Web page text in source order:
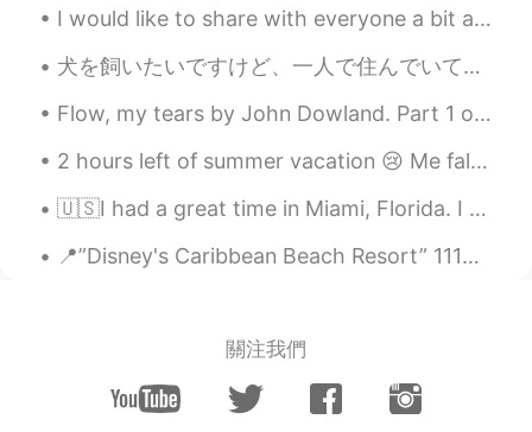
Ana Maria 2021.02.10 02:28
Hi, I need to learn English
Ed
ES EN
Ayudar a más gente "a" aprender inglés.
Ya sé que hablas inglés y español, pero
no te olvides de las preposiciones.
Estefany 2021.02.10 02:22
I would like to share with everyone a bit about my hometown. I am from Minnesota, a State in the ...
犬を飼いたいですけど、一人で住んでいて、朝から晩までよく働きます。しかし、恋人がいれば、私たちはぜったい犬を飼うつもりですよ！ I want a dog but I often work fr...
Flow, my tears by John Dowland. Part 1 of 2. Flow, my tears, fall from your springs! Exiled fo...
2 hours left of summer vacation 😢 Me faltan 2 horas de vacaciones de verano 我还有两个小时的假期 Welp, ...
🇺🇸I had a great time in Miami, Florida. I really loved everything from the delicious food, the pe...
📍”Disney's Caribbean Beach Resort” 1114 Cayman Way, Lake Buena Vista, FL 32830 🏴‍☠️ ...
關注我們